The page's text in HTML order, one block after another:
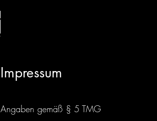
Impressum
Angaben gemäß § 5 TMG